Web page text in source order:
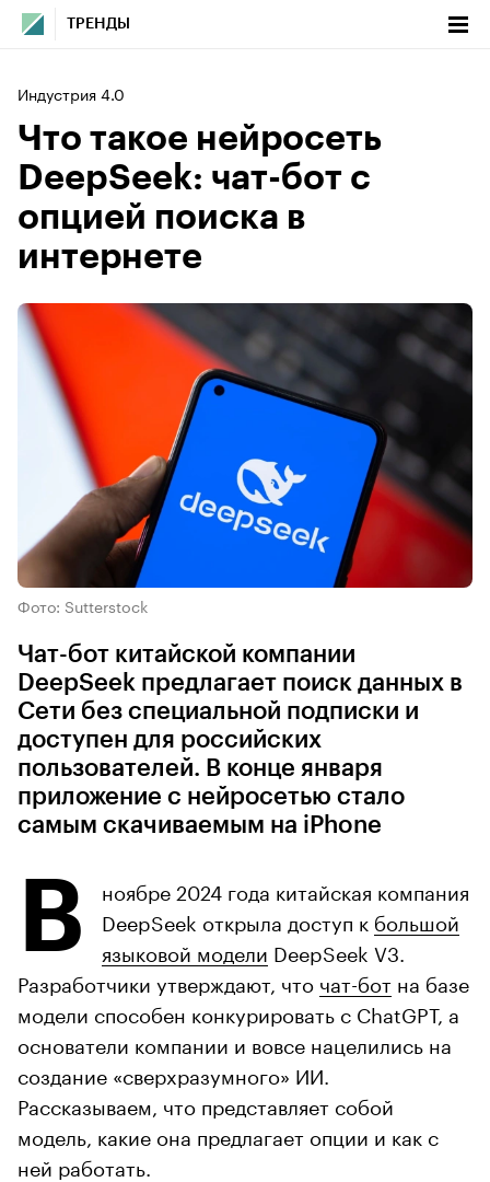
ТРЕНДЫ
Индустрия 4.0
Что такое нейросеть
DeepSeek: чат-бот с
опцией поиска в
интернете
Фото: Sutterstock
Чат-бот китайской компании
DeepSeek предлагает поиск данных в
Сети без специальной подписки и
доступен для российских
пользователей. В конце января
приложение с нейросетью стало
самым скачиваемым на iPhone
В
ноябре 2024 года китайская компания
DeepSeek открыла доступ к большой
языковой модели DeepSeek V3.
Разработчики утверждают, что чат-бот на базе
модели способен конкурировать с ChatGPT, а
основатели компании и вовсе нацелились на
создание «сверхразумного» ИИ.
Рассказываем, что представляет собой
модель, какие она предлагает опции и как с
ней работать.